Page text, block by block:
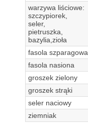
warzywa liściowe:
szczypiorek,
seler,
pietruszka,
bazylia,zioła
fasola szparagowa
fasola nasiona
groszek zielony
groszek strąki
seler naciowy
ziemniak